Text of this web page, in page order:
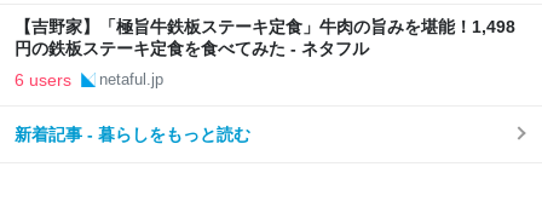
【吉野家】「極旨牛鉄板ステーキ定食」牛肉の旨みを堪能！1,498
円の鉄板ステーキ定食を食べてみた - ネタフル
6 users netaful.jp
新着記事 - 暮らしをもっと読む